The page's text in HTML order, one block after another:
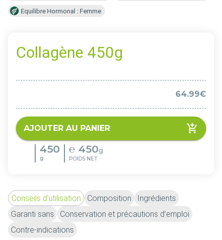
Equilibre Hormonal : Femme
Collagène 450g
64.99€
AJOUTER AU PANIER
450
g
℮ 450g
POIDS NET
Conseils d'utilisation Composition
Ingrédients
Garanti sans
Conservation et précautions d’emploi
Contre-indications